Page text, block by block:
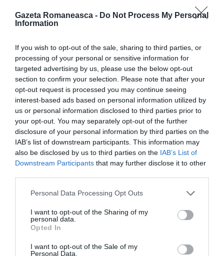
Gazeta Romaneasca - Do Not Process My Personal
Information
If you wish to opt-out of the sale, sharing to third parties, or
processing of your personal or sensitive information for
targeted advertising by us, please use the below opt-out
section to confirm your selection. Please note that after your
opt-out request is processed you may continue seeing
interest-based ads based on personal information utilized by
us or personal information disclosed to third parties prior to
your opt-out. You may separately opt-out of the further
disclosure of your personal information by third parties on the
IAB’s list of downstream participants. This information may
also be disclosed by us to third parties on the IAB’s List of
Downstream Participants that may further disclose it to other
Personal Data Processing Opt Outs
I want to opt-out of the Sharing of my
personal data.
Opted In
I want to opt-out of the Sale of my
Personal Data.
Aş vrea să reuşesc să muncesc mai mult, dar acum
este o perioadă foarte grea pentru italieni, nu mai
tot mai prostşi nu am prea multe alternative.
Uneori plâng şimi se pare că nu mai reuşesc să o
scot la capăt, dar îmi revin fiindcă am trei copiii. I-am
făcut cu drag şi am sperat să-i cresc într-o familie
unită.
N-a fost să dureze prima căsătorie, dar acum voi
face orice îmi stă în putinţă să dureze până la
moarte şi să-mi cresc pruncul cu frică de Dumnezeu.
şi lasă copiii în România că ar fi bine să încerce să
plece ei.